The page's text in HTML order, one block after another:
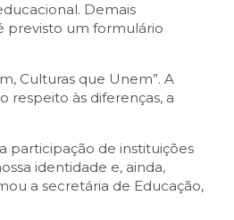
Demais
previsto um formulário
Culturas que Unem”. A
respeito às diferenças, a
participação de instituições
identidade e, ainda,
a secretária de Educação,